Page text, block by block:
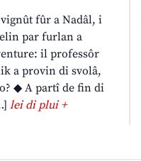
fûr a Nadâl, i
par furlan a
il professôr
a provin di svolâ,
◆ A partî de fin di
lei di plui +